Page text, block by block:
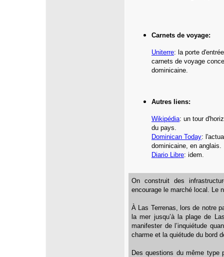
Carnets de voyage:
Uniterre: la porte
carnets de voyage
dominicaine.
Autres liens:
Wikipédia: un tour
du pays.
Dominican Today:
dominicaine, en anglais.
Diario Libre: idem.
On construit des
encourage le marché local. Le
À Las Terrenas, lors de notre
la mer jusqu’à la plage de
manifester de l’inquiétude
charme et la quiétude du bord
Des questions du même type